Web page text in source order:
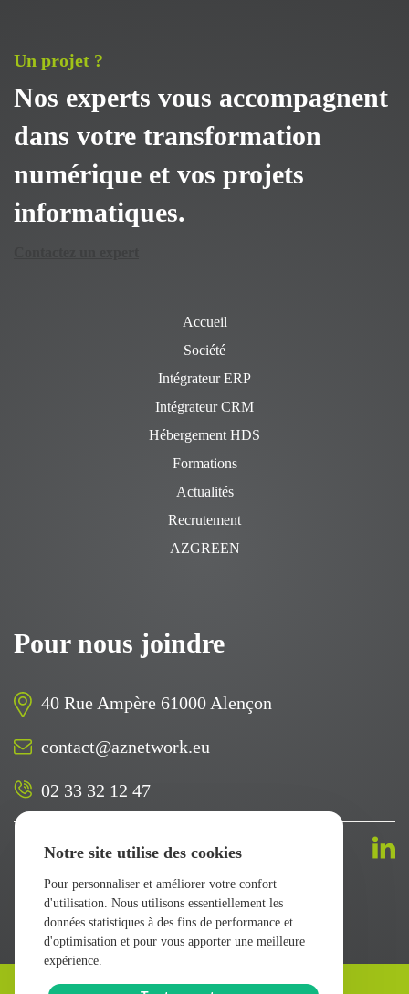
Notre site utilise des cookies
Pour personnaliser et améliorer votre confort
d'utilisation. Nous utilisons essentiellement les
données statistiques à des fins de performance et
d'optimisation et pour vous apporter une meilleure
expérience.
Un projet ?
Nos experts vous accompagnent
dans votre transformation
numérique et vos projets
informatiques.
Accueil
Société
Intégrateur ERP
Intégrateur CRM
Hébergement HDS
Formations
Actualités
Recrutement
AZGREEN
Pour nous joindre
40 Rue Ampère 61000 Alençon
contact@aznetwork.eu
02 33 32 12 47
Suivez-nous sur